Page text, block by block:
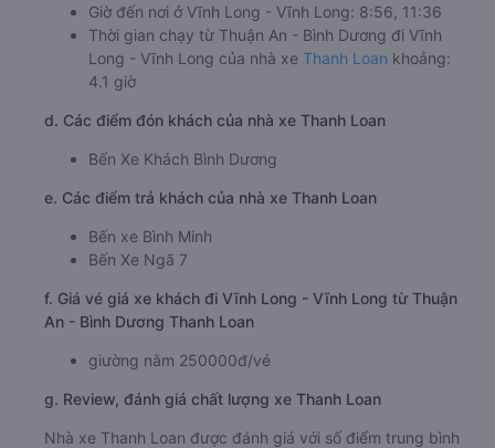
Giờ đến nơi ở Vĩnh Long - Vĩnh Long: 8:56, 11:36
Thời gian chạy từ Thuận An - Bình Dương đi Vĩnh
Long - Vĩnh Long của nhà xe Thanh Loan khoảng:
4.1 giờ
d. Các điểm đón khách của nhà xe Thanh Loan
Bến Xe Khách Bình Dương
e. Các điểm trả khách của nhà xe Thanh Loan
Bến xe Bình Minh
Bến Xe Ngã 7
f. Giá vé giá xe khách đi Vĩnh Long - Vĩnh Long từ Thuận
An - Bình Dương Thanh Loan
giường nằm 250000đ/vé
g. Review, đánh giá chất lượng xe Thanh Loan
Nhà xe Thanh Loan được đánh giá với số điểm trung bình